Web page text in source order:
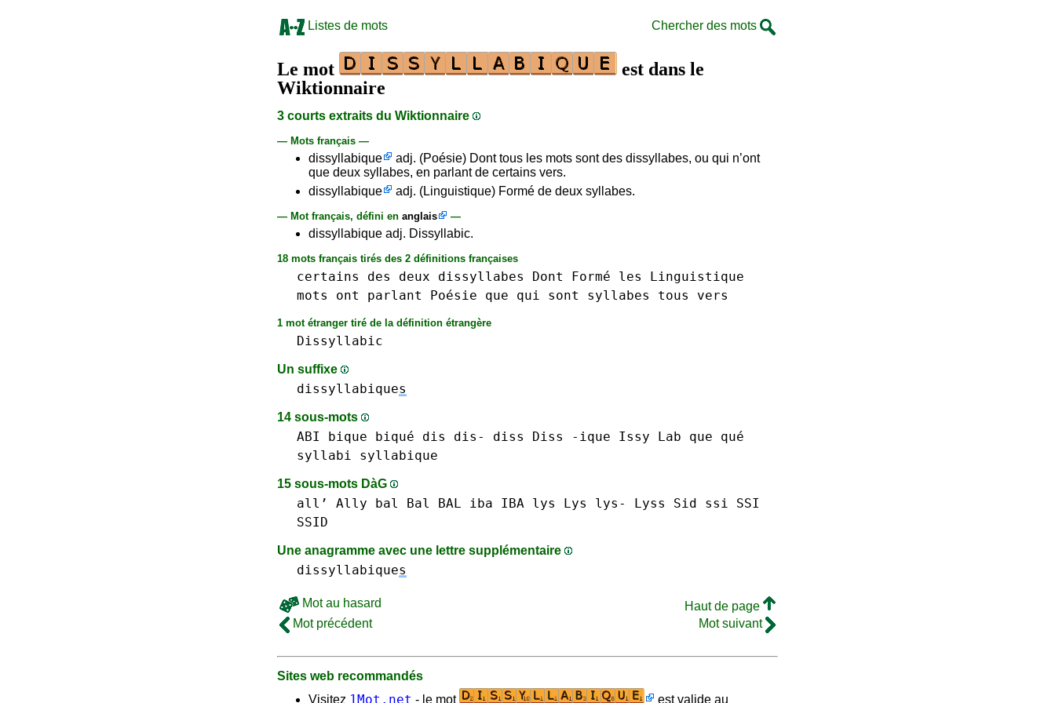
Listes de mots Chercher des mots
Le mot
est dans le
Wiktionnaire
3 courts extraits du Wiktionnaire
— Mots français —
dissyllabique
adj. (Poésie) Dont tous les mots sont des dissyllabes, ou qui n’ont
que deux syllabes, en parlant de certains vers.
dissyllabique
adj. (Linguistique) Formé de deux syllabes.
— Mot français, défini en anglais —
dissyllabique adj. Dissyllabic.
18 mots français tirés des 2 définitions françaises
certains des deux dissyllabes Dont Formé les
Linguistique
mots
ont parlant Poésie que qui sont syllabes tous vers
1 mot étranger tiré de la définition étrangère
Dissyllabic
Un suffixe
dissyllabiques
14 sous-mots
ABI bique biqué dis dis- diss Diss -ique Issy Lab
que qué
syllabi
syllabique
15 sous-mots DàG
all’ Ally bal Bal BAL iba IBA lys Lys lys- Lyss Sid
ssi SSI
SSID
Une anagramme avec une lettre supplémentaire
dissyllabiques
Mot au hasard
Haut de page
Mot précédent
Mot suivant
Sites web recommandés
Visitez 1Mot.net - le mot est valide au